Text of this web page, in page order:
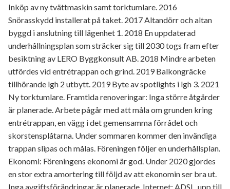
Inköp av ny tvättmaskin samt torktumlare. 2016
Snörasskydd installerat på taket. 2017 Altandörr och altan
byggd i anslutning till lägenhet 1. 2018 En uppdaterad
underhållningsplan som sträcker sig till 2030 togs fram efter
besiktning av LERO Byggkonsult AB. 2018 Mindre arbeten
utfördes vid entrétrappan och grind. 2019 Balkongräcke
tillhörande lgh 2 utbytt. 2019 Byte av spotlights i lgh 3. 2021
Ny torktumlare. Framtida renoveringar: Inga större åtgärder
är planerade. Arbete pågår med att måla om grunden kring
entrétrappan, en vägg i det gemensamma förrådet och
skorstensplåtarna. Under sommaren kommer den invändiga
trappan slipas och målas. Föreningen följer en underhållsplan.
Ekonomi: Föreningens ekonomi är god. Under 2020 gjordes
en stor extra amortering till följd av att ekonomin ser bra ut.
Inga avgiftsförändringar är planerade. Internet: ADSL, upp till